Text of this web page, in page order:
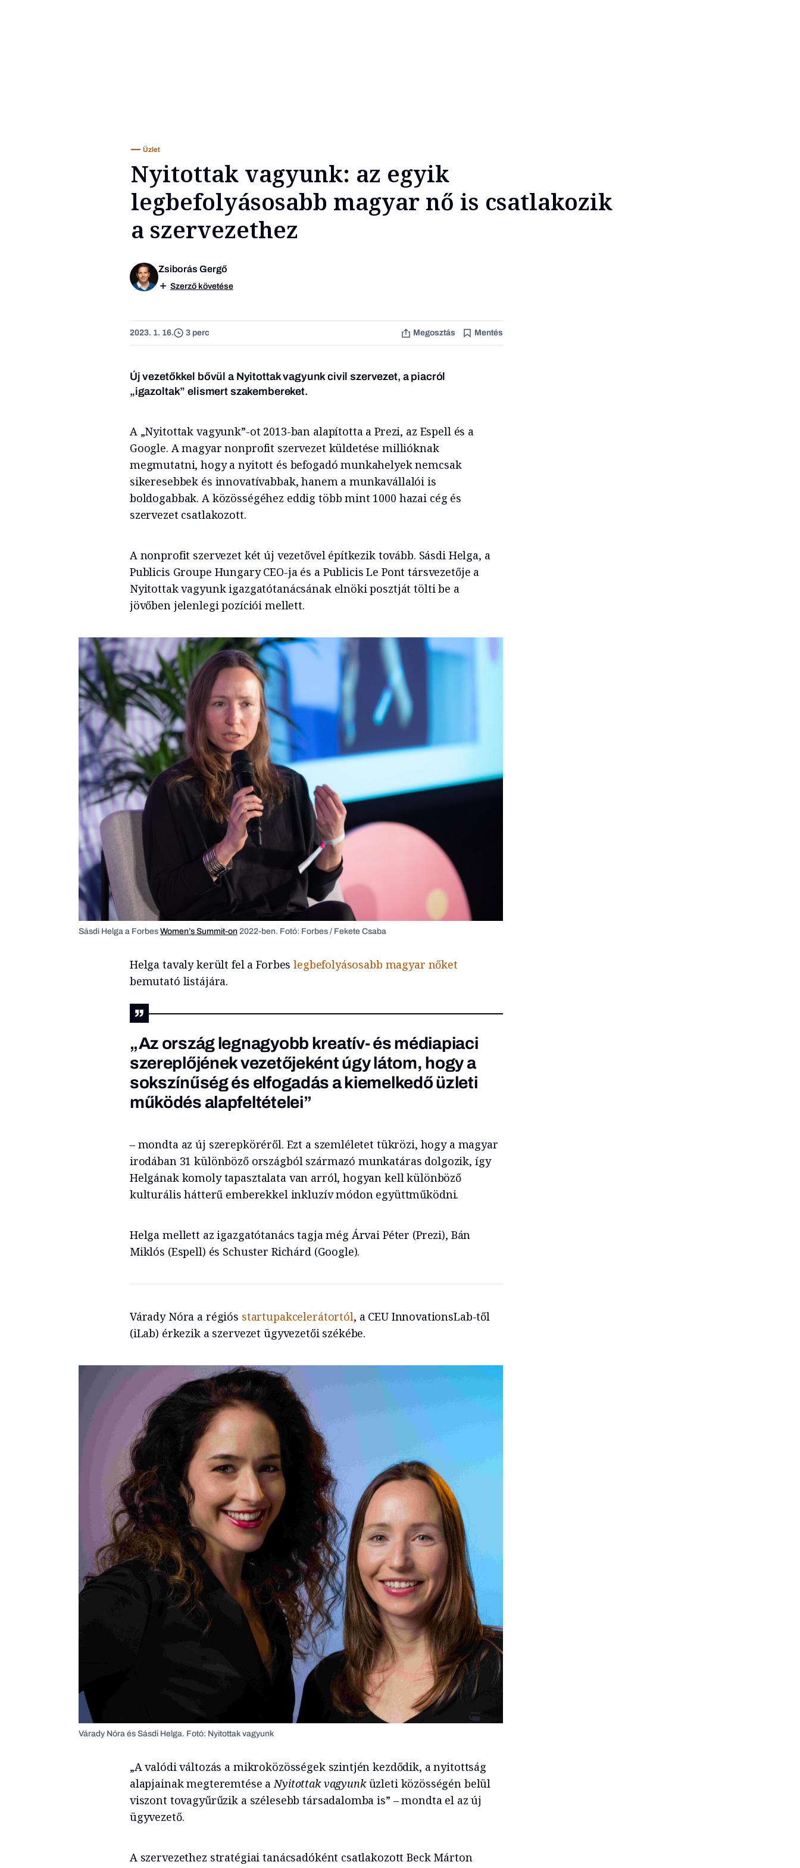
Üzlet
Nyitottak vagyunk: az egyik
legbefolyásosabb magyar nő is csatlakozik
a szervezethez
Zsiborás Gergő
Szerző követése
2023. 1. 16. 3 perc Megosztás Mentés
Új vezetőkkel bővül a Nyitottak vagyunk civil szervezet, a piacról
„igazoltak” elismert szakembereket.
A „Nyitottak vagyunk”-ot 2013-ban alapította a Prezi, az Espell és a
Google. A magyar nonprofit szervezet küldetése millióknak
megmutatni, hogy a nyitott és befogadó munkahelyek nemcsak
sikeresebbek és innovatívabbak, hanem a munkavállalói is
boldogabbak. A közösségéhez eddig több mint 1000 hazai cég és
szervezet csatlakozott.
A nonprofit szervezet két új vezetővel építkezik tovább. Sásdi Helga, a
Publicis Groupe Hungary CEO-ja és a Publicis Le Pont társvezetője a
Nyitottak vagyunk igazgatótanácsának elnöki posztját tölti be a
jövőben jelenlegi pozíciói mellett.
Sásdi Helga a Forbes Women’s Summit-on2022-ben. Fotó: Forbes / Fekete Csaba
Helga tavaly került fel a Forbeslegbefolyásosabb magyar nőket
bemutató listájára.
„Az ország legnagyobb kreatív- és médiapiaci
szereplőjének vezetőjeként úgy látom, hogy a
sokszínűség és elfogadás a kiemelkedő üzleti
működés alapfeltételei”
– mondta az új szerepköréről. Ezt a szemléletet tükrözi, hogy a magyar
irodában 31 különböző országból származó munkatáras dolgozik, így
Helgának komoly tapasztalata van arról, hogyan kell különböző
kulturális hátterű emberekkel inkluzív módon együttműködni.
Helga mellett az igazgatótanács tagja még Árvai Péter (Prezi), Bán
Miklós (Espell) és Schuster Richárd (Google).
Várady Nóra a régiós startupakcelerátortól, a CEU InnovationsLab-től
(iLab) érkezik a szervezet ügyvezetői székébe.
Várady Nóra és Sásdi Helga. Fotó: Nyitottak vagyunk
„A valódi változás a mikroközösségek szintjén kezdődik, a nyitottság
alapjainak megteremtése a Nyitottak vagyunküzleti közösségén belül
viszont tovagyűrűzik a szélesebb társadalomba is” – mondta el az új
ügyvezető.
A szervezethez stratégiai tanácsadóként csatlakozott Beck Márton